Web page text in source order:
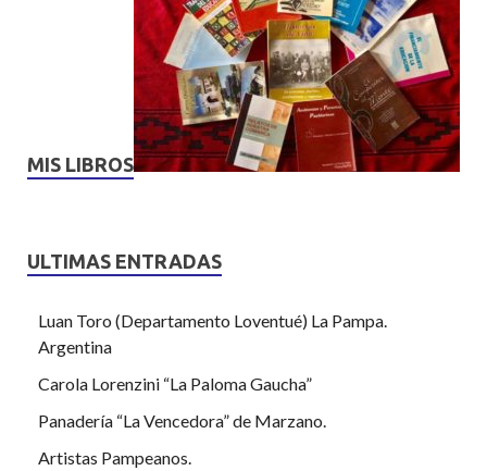
MIS LIBROS
ULTIMAS ENTRADAS
Luan Toro (Departamento Loventué) La Pampa.
Argentina
Carola Lorenzini “La Paloma Gaucha”
Panadería “La Vencedora” de Marzano.
Artistas Pampeanos.